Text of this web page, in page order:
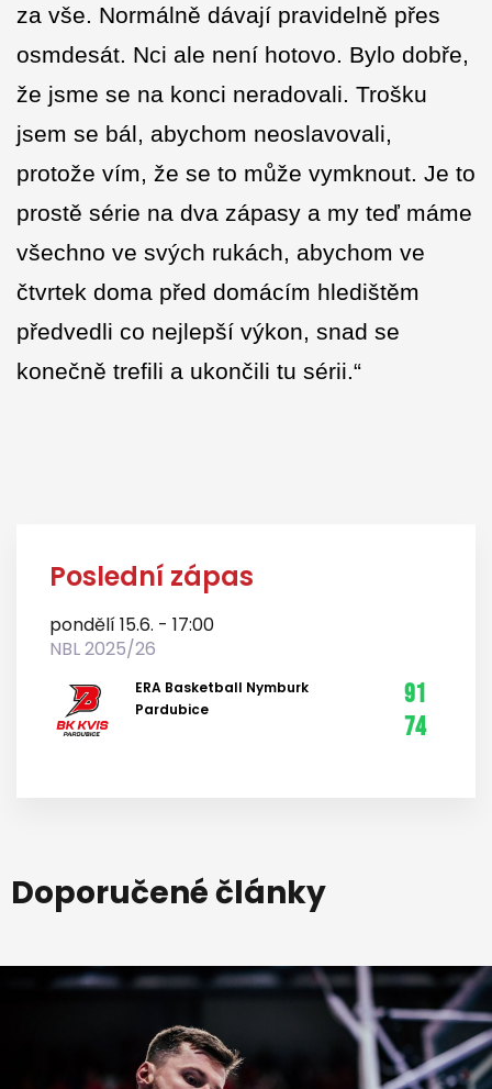
za vše. Normálně dávají pravidelně přes
osmdesát. Nci ale není hotovo. Bylo dobře,
že jsme se na konci neradovali. Trošku
jsem se bál, abychom neoslavovali,
protože vím, že se to může vymknout. Je to
prostě série na dva zápasy a my teď máme
všechno ve svých rukách, abychom ve
čtvrtek doma před domácím hledištěm
předvedli co nejlepší výkon, snad se
konečně trefili a ukončili tu sérii.“
Poslední zápas
pondělí 15.6. - 17:00
NBL 2025/26
ERA Basketball Nymburk
Pardubice
91
74
Doporučené články